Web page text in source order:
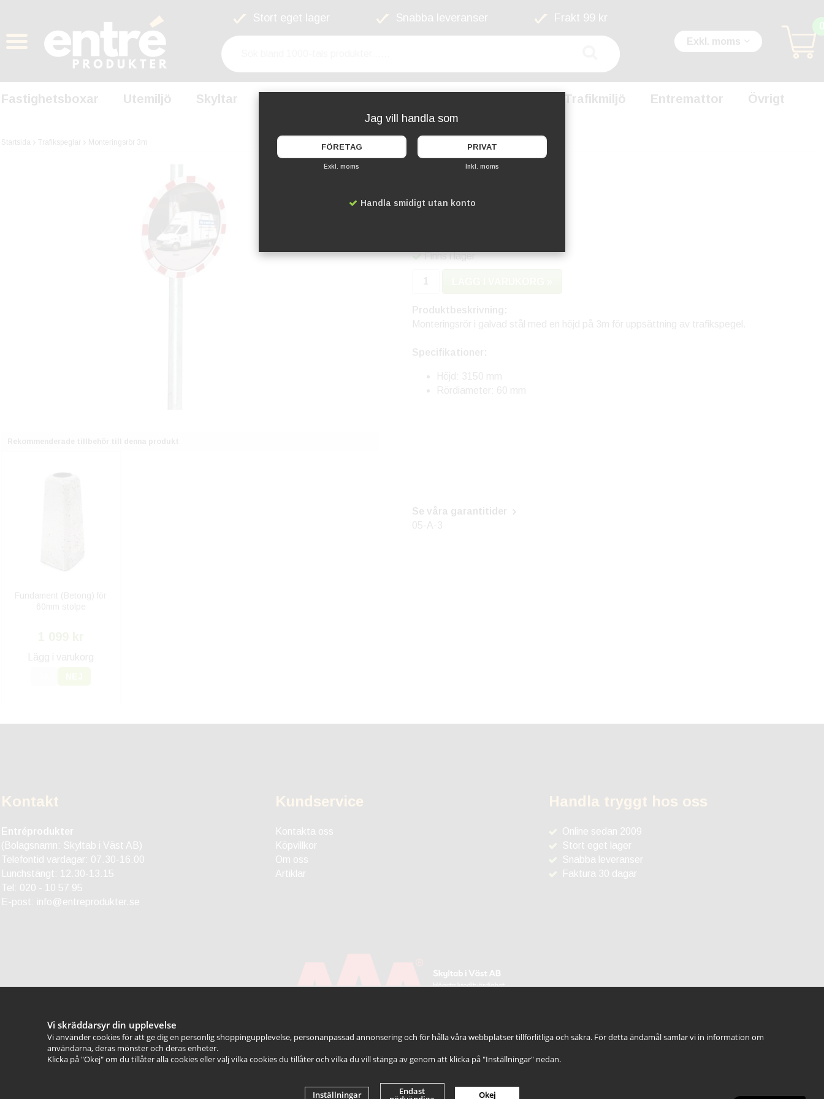
Jag vill handla som
FÖRETAG
Exkl. moms
PRIVAT
Inkl. moms
Handla smidigt utan konto
Stort eget lager Snabba leveranser Frakt 99 kr
Exkl. moms
0
Fastighetsboxar Utemiljö Skyltar Trafikmiljö Entremattor Övrigt
Startsida Trafikspeglar Monteringsrör 3m
Monteringsrör 3m
Artikelnummer:
Finns i lager
Se våra garantitider
Kontakt
Entréprodukter
(Bolagsnamn: Skyltab i Väst AB)
Telefontid vardagar: 07.30-16.00
Lunchstängt: 12.30-13.15
Tel: 020 - 10 57 95
E-post: info@entreprodukter.se
Kundservice
Kontakta oss
Köpvillkor
Om oss
Artiklar
Handla tryggt hos oss
Online sedan 2009
Stort eget lager
Snabba leveranser
Faktura 30 dagar
Vi skräddarsyr din upplevelse
Vi använder cookies för att ge dig en personlig shoppingupplevelse, personanpassad annonsering och för hålla våra webbplatser tillförlitliga och säkra. För detta ändamål samlar vi in information om
användarna, deras mönster och deras enheter.
Klicka på "Okej" om du tillåter alla cookies eller välj vilka cookies du tillåter och vilka du vill stänga av genom att klicka på "Inställningar" nedan.
Inställningar Endast Okej